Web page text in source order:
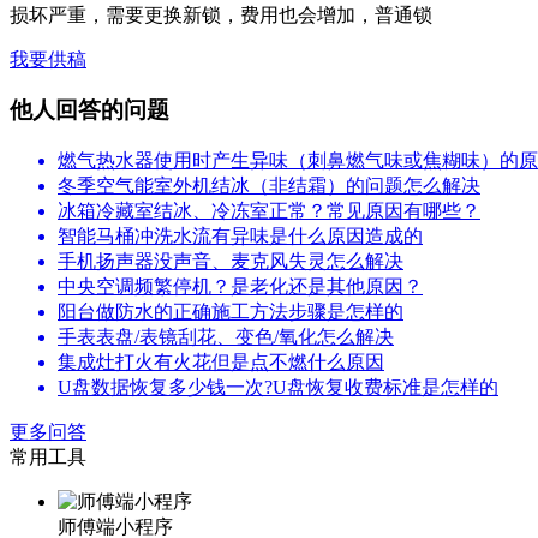
损坏严重，需要更换新锁，费用也会增加，普通锁
我要供稿
他人回答的问题
燃气热水器使用时产生异味（刺鼻燃气味或焦糊味）的
冬季空气能室外机结冰（非结霜）的问题怎么解决
冰箱冷藏室结冰、冷冻室正常？常见原因有哪些？
智能马桶冲洗水流有异味是什么原因造成的
手机扬声器没声音、麦克风失灵怎么解决
中央空调频繁停机？是老化还是其他原因？
阳台做防水的正确施工方法步骤是怎样的
手表表盘/表镜刮花、变色/氧化怎么解决
集成灶打火有火花但是点不燃什么原因
U盘数据恢复多少钱一次?U盘恢复收费标准是怎样的
更多问答
常用工具
师傅端小程序